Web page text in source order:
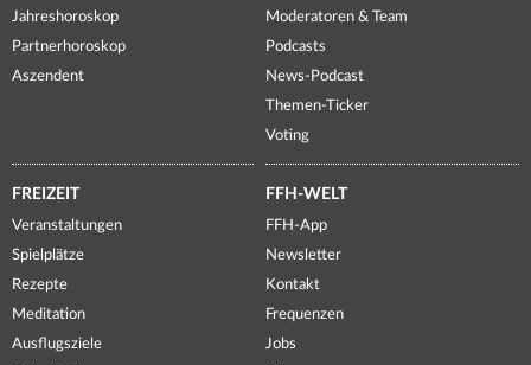
Jahreshoroskop
Partnerhoroskop
Aszendent
Moderatoren & Team
Podcasts
News-Podcast
Themen-Ticker
Voting
FREIZEIT
Veranstaltungen
Spielplätze
Rezepte
Meditation
Ausflugsziele
FFH-WELT
FFH-App
Newsletter
Kontakt
Frequenzen
Jobs